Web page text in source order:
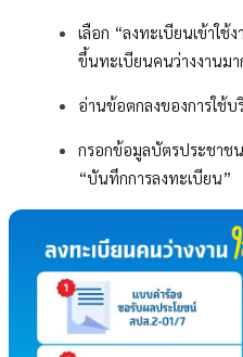
เลือก “ลงทะเบียนเข้าใ
ขึ้นทะเบียนคนว่างงานม
อ่านข้อตกลงของการใช้บ
กรอกข้อมูลบัตรประชาช
“บันทึกการลงทะเบียน”